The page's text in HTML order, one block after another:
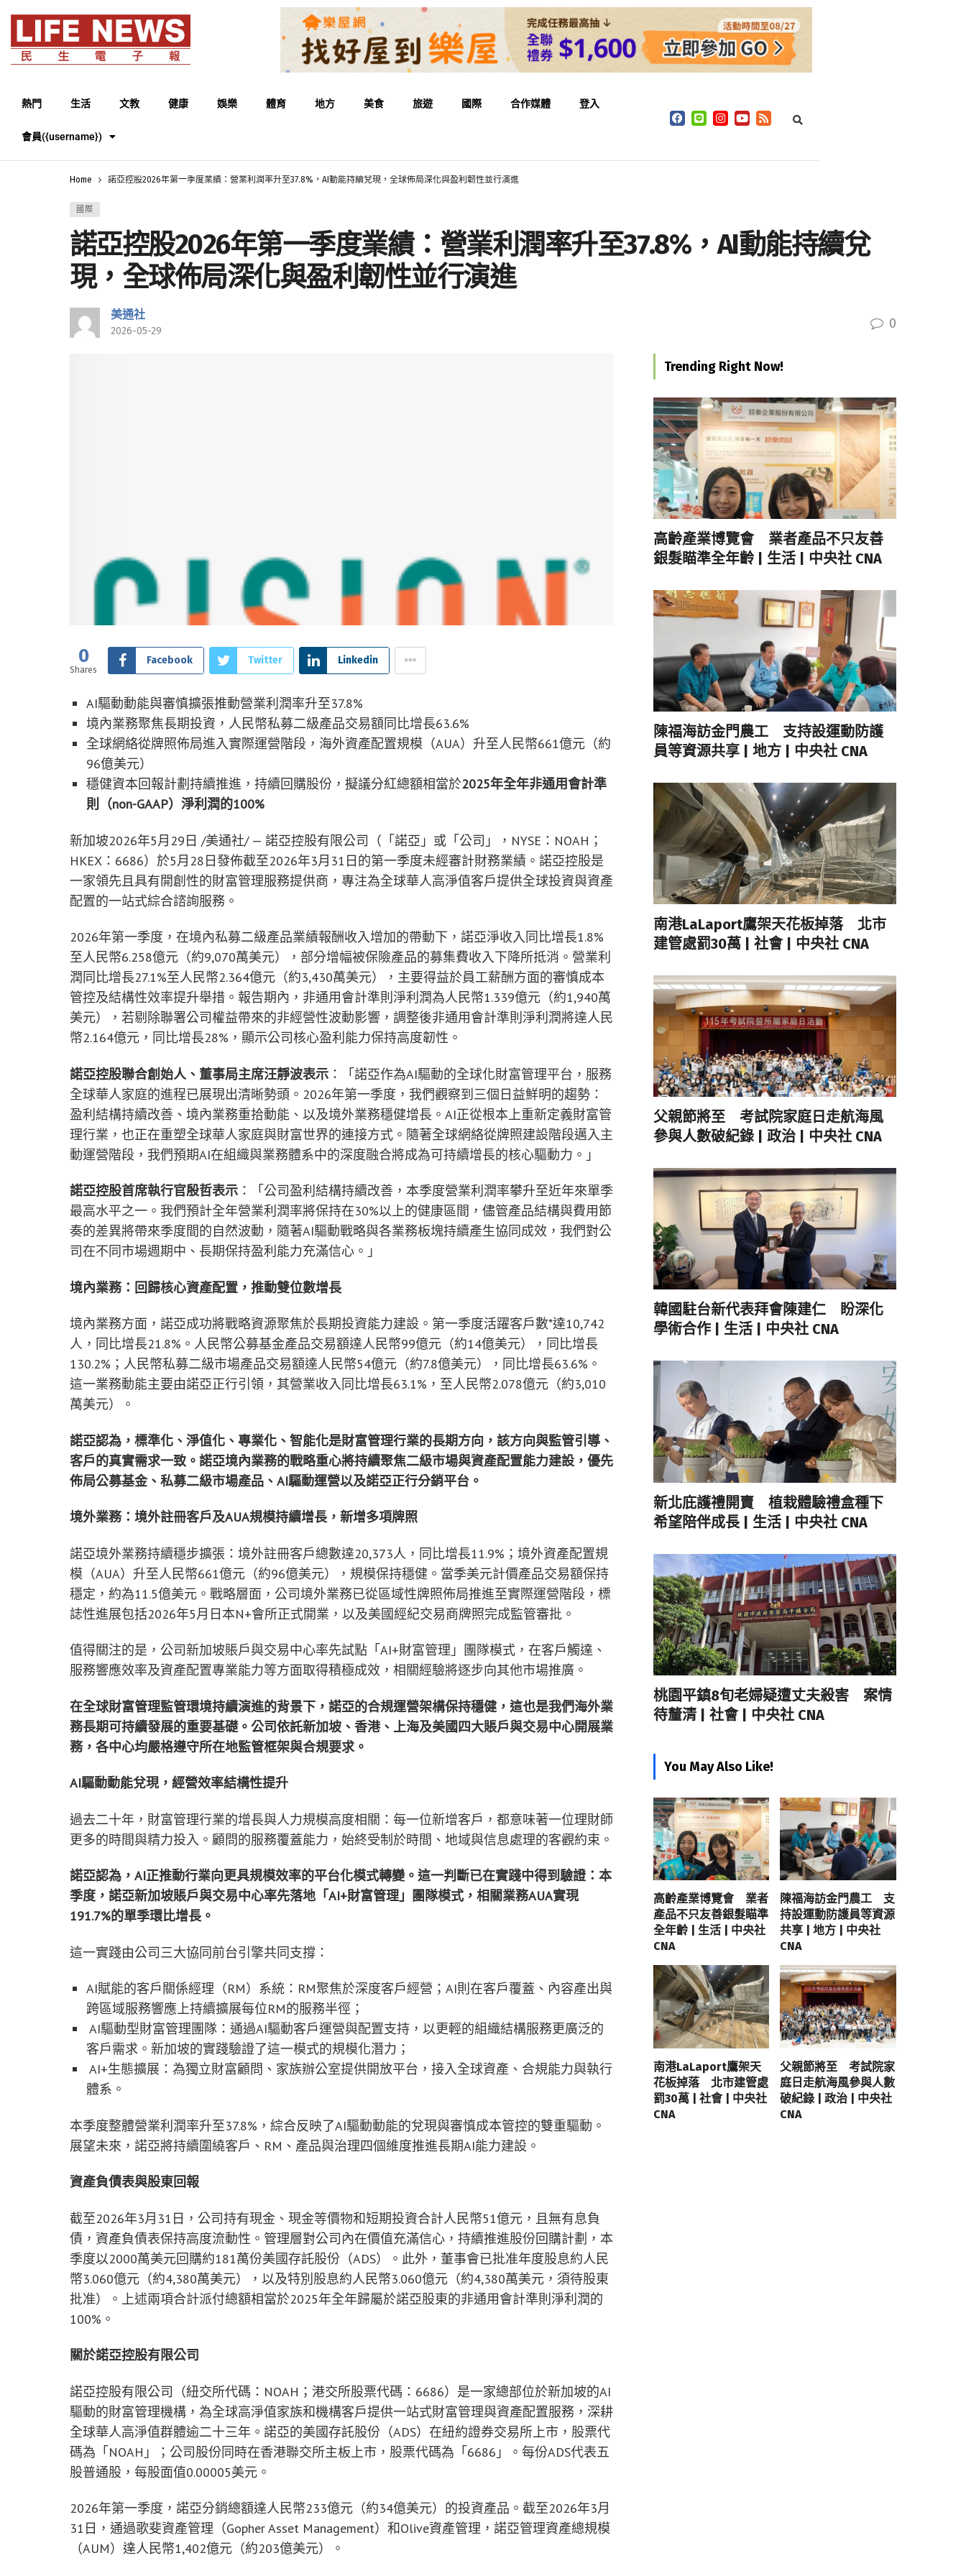
熱門 生活 文教 健康 娛樂 體育 地方 美食 旅遊 國際 合作媒體 登入
會員({username})
Home 諾亞控股2026年第一季度業績：營業利潤率升至37.8%，AI動能持續兌現，全球佈局深化與盈利韌性並行演進
國際
諾亞控股2026年第一季度業績：營業利潤率升至37.8%，AI動能持續兌
現，全球佈局深化與盈利韌性並行演進
美通社
2026-05-29 0
0
Shares
Facebook Twitter Linkedin
AI驅動動能與審慎擴張推動營業利潤率升至37.8%
境內業務聚焦長期投資，人民幣私募二級產品交易額同比增長63.6%
全球網絡從牌照佈局進入實際運營階段，海外資產配置規模（AUA）升至人民幣661億元（約
96億美元）
穩健資本回報計劃持續推進，持續回購股份，擬議分紅總額相當於2025年全年非通用會計準
則（non-GAAP）淨利潤的100%
新加坡2026年5月29日 /美通社/ — 諾亞控股有限公司（「諾亞」或「公司」，NYSE：NOAH；
HKEX：6686） 於5月28日發佈截至2026年3月31日的第一季度未經審計財務業績。諾亞控股是
一家領先且具有開創性的財富管理服務提供商，專注為全球華人高淨值客戶提供全球投資與資產
配置的一站式綜合諮詢服務。
2026年第一季度，在境內私募二級產品業績報酬收入增加的帶動下，諾亞淨收入同比增長1.8%
至人民幣6.258億元（約9,070萬美元），部分增幅被保險產品的募集費收入下降所抵消。營業利
潤同比增長27.1%至人民幣2.364億元（約3,430萬美元），主要得益於員工薪酬方面的審慎成本
管控及結構性效率提升舉措。報告期內，非通用會計準則淨利潤為人民幣1.339億元（約1,940萬
美元），若剔除聯署公司權益帶來的非經營性波動影響，調整後非通用會計準則淨利潤將達人民
幣2.164億元，同比增長28%，顯示公司核心盈利能力保持高度韌性。
諾亞控股聯合創始人、董事局主席汪靜波表示 ：「諾亞作為AI驅動的全球化財富管理平台，服務
全球華人家庭的進程已展現出清晰勢頭。2026年第一季度，我們觀察到三個日益鮮明的趨勢：
盈利結構持續改善、境內業務重拾動能、以及境外業務穩健增長。AI正從根本上重新定義財富管
理行業，也正在重塑全球華人家庭與財富世界的連接方式。隨著全球網絡從牌照建設階段邁入主
動運營階段，我們預期AI在組織與業務體系中的深度融合將成為可持續增長的核心驅動力。」
諾亞控股首席執行官殷哲表示 ：「公司盈利結構持續改善，本季度營業利潤率攀升至近年來單季
最高水平之一。我們預計全年營業利潤率將保持在30%以上的健康區間，儘管產品結構與費用節
奏的差異將帶來季度間的自然波動，隨著AI驅動戰略與各業務板塊持續產生協同成效，我們對公
司在不同市場週期中、長期保持盈利能力充滿信心。」
境內業務：回歸核心資產配置，推動雙位數增長
境內業務方面，諾亞成功將戰略資源聚焦於長期投資能力建設。第一季度活躍客戶數*達10,742
人，同比增長21.8%。人民幣公募基金產品交易額達人民幣99億元（約14億美元），同比增長
130.2%；人民幣私募二級市場產品交易額達人民幣54億元（約7.8億美元），同比增長63.6%。
這一業務動能主要由諾亞正行引領，其營業收入同比增長63.1%，至人民幣2.078億元（約3,010
萬美元）。
諾亞認為，標準化、淨值化、專業化、智能化是財富管理行業的長期方向，該方向與監管引導、
客戶的真實需求一致。諾亞境內業務的戰略重心將持續聚焦二級市場與資產配置能力建設，優先
佈局公募基金、私募二級市場產品、 AI驅動運營以及諾亞正行分銷平台。
境外業務：境外註冊客戶及AUA規模持續增長，新增多項牌照
諾亞境外業務持續穩步擴張：境外註冊客戶總數達20,373人，同比增長11.9%；境外資產配置規
模（AUA）升至人民幣661億元（約96億美元），規模保持穩健。當季美元計價產品交易額保持
穩定，約為11.5億美元。戰略層面，公司境外業務已從區域性牌照佈局推進至實際運營階段，標
誌性進展包括2026年5月日本N+會所正式開業，以及美國經紀交易商牌照完成監管審批。
值得關注的是，公司新加坡賬戶與交易中心率先試點「AI+財富管理」團隊模式，在客戶觸達、
服務響應效率及資產配置專業能力等方面取得積極成效，相關經驗將逐步向其他市場推廣。
在全球財富管理監管環境持續演進的背景下，諾亞的合規運營架構保持穩健，這也是我們海外業
務長期可持續發展的重要基礎。公司依託新加坡、香港、上海及美國四大賬戶與交易中心開展業
務，各中心均嚴格遵守所在地監管框架與合規要求。
AI驅動動能兌現，經營效率結構性提升
過去二十年，財富管理行業的增長與人力規模高度相關：每一位新增客戶，都意味著一位理財師
更多的時間與精力投入。顧問的服務覆蓋能力，始終受制於時間、地域與信息處理的客觀約束。
諾亞認為， AI正推動行業向更具規模效率的平台化模式轉變。這一判斷已在實踐中得到驗證：本
季度，諾亞新加坡賬戶與交易中心率先落地「AI+財富管理」 團隊模式，相關業務AUA實現
191.7%的單季環比增長。
這一實踐由公司三大協同前台引擎共同支撐：
AI賦能的客戶關係經理（RM）系統：RM聚焦於深度客戶經營；AI則在客戶覆蓋、內容產出與
跨區域服務響應上持續擴展每位RM的服務半徑；
AI驅動型財富管理團隊：通過AI驅動客戶運營與配置支持，以更輕的組織結構服務更廣泛的
客戶需求。新加坡的實踐驗證了這一模式的規模化潛力；
AI+生態擴展：為獨立財富顧問、家族辦公室提供開放平台，接入全球資產、合規能力與執行
體系。
本季度整體營業利潤率升至37.8%，綜合反映了AI驅動動能的兌現與審慎成本管控的雙重驅動。
展望未來，諾亞將持續圍繞客戶、RM、產品與治理四個維度推進長期AI能力建設。
資產負債表與股東回報
截至2026年3月31日，公司持有現金、現金等價物和短期投資合計人民幣51億元，且無有息負
債，資產負債表保持高度流動性。管理層對公司內在價值充滿信心，持續推進股份回購計劃，本
季度以2000萬美元回購約181萬份美國存託股份（ADS）。此外，董事會已批准年度股息約人民
幣3.060億元（約4,380萬美元），以及特別股息約人民幣3.060億元（約4,380萬美元，須待股東
批准）。上述兩項合計派付總額相當於2025年全年歸屬於諾亞股東的非通用會計準則淨利潤的
100%。
關於諾亞控股有限公司
諾亞控股有限公司（紐交所代碼：NOAH；港交所股票代碼：6686）是一家總部位於新加坡的AI
驅動的財富管理機構，為全球高淨值家族和機構客戶提供一站式財富管理與資產配置服務，深耕
全球華人高淨值群體逾二十三年。諾亞的美國存託股份（ADS）在紐約證券交易所上市，股票代
碼為「NOAH」；公司股份同時在香港聯交所主板上市，股票代碼為「6686」。每份ADS代表五
股普通股，每股面值0.00005美元。
2026年第一季度，諾亞分銷總額達人民幣233億元（約34億美元）的投資產品。截至2026年3月
31日，通過歌斐資產管理（Gopher Asset Management）和Olive資產管理，諾亞管理資產總規模
（AUM）達人民幣1,402億元（約203億美元）。
Trending Right Now!
高齡產業博覽會 業者產品不只友善
銀髮瞄準全年齡 | 生活 | 中央社 CNA
陳福海訪金門農工 支持設運動防護
員等資源共享 | 地方 | 中央社 CNA
南港LaLaport鷹架天花板掉落 北市
建管處罰30萬 | 社會 | 中央社 CNA
父親節將至 考試院家庭日走航海風
參與人數破紀錄 | 政治 | 中央社 CNA
韓國駐台新代表拜會陳建仁 盼深化
學術合作 | 生活 | 中央社 CNA
新北庇護禮開賣 植栽體驗禮盒種下
希望陪伴成長 | 生活 | 中央社 CNA
桃園平鎮8旬老婦疑遭丈夫殺害 案情
待釐清 | 社會 | 中央社 CNA
You May Also Like!
高齡產業博覽會 業者
產品不只友善銀髮瞄準
全年齡 | 生活 | 中央社
CNA
陳福海訪金門農工 支
持設運動防護員等資源
共享 | 地方 | 中央社
CNA
南港LaLaport鷹架天
花板掉落 北市建管處
罰30萬 | 社會 | 中央社
CNA
父親節將至 考試院家
庭日走航海風參與人數
破紀錄 | 政治 | 中央社
CNA